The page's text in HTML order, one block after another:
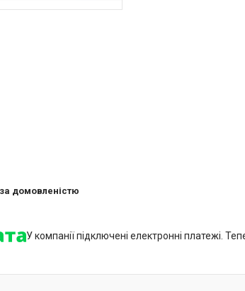
за домовленістю
У компанії підключені електронні платежі.